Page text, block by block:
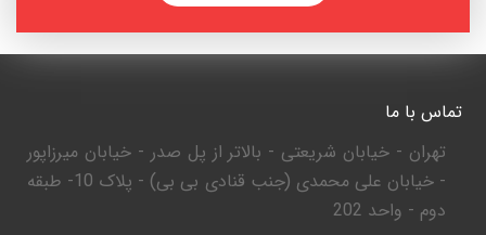
تماس با ما
تهران - خیابان شریعتی - بالاتر از پل صدر - خیابان میرزاپور
- خیابان علی محمدی (جنب قنادی بی بی) - پلاک 10- طبقه
دوم - واحد 202